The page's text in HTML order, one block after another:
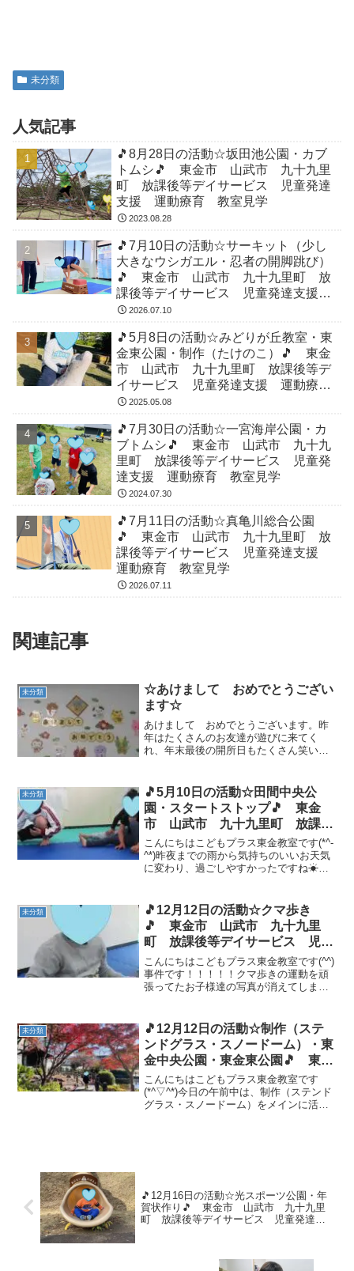
未分類
人気記事
🎵8月28日の活動☆坂田池公園・カブ
トムシ🎵 東金市 山武市 九十九里
町 放課後等デイサービス 児童発達
支援 運動療育 教室見学
2023.08.28
🎵7月10日の活動☆サーキット（少し
大きなウシガエル・忍者の開脚跳び）
🎵 東金市 山武市 九十九里町 放
課後等デイサービス 児童発達支援
運動療育 教室見学
2026.07.10
🎵5月8日の活動☆みどりが丘教室・東
金東公園・制作（たけのこ）🎵 東金
市 山武市 九十九里町 放課後等デ
イサービス 児童発達支援 運動療
育 教室見学
2025.05.08
🎵7月30日の活動☆一宮海岸公園・カ
ブトムシ🎵 東金市 山武市 九十九
里町 放課後等デイサービス 児童発
達支援 運動療育 教室見学
2024.07.30
🎵7月11日の活動☆真亀川総合公園
🎵 東金市 山武市 九十九里町 放
課後等デイサービス 児童発達支援
運動療育 教室見学
2026.07.11
関連記事
未分類
☆あけまして おめでとうござい
ます☆
あけまして おめでとうございます。昨
年はたくさんのお友達が遊びに来てく
れ、年末最後の開所日もたくさん笑い、
巾を持って、隅々まで掃除してくれ、ピ
カピカになりました！！ ...
未分類
🎵5月10日の活動☆田間中央公
園・スタートストップ🎵 東金
市 山武市 九十九里町 放課後
等デイサービス 児童発達支援
運動療育 教室見学
こんにちはこどもプラス東金教室です(*^-
^*)昨夜までの雨から気持ちのいいお天気
に変わり、過ごしやすかったですね☀今
回のスタートストップは、タンバリンの
回数に従って...
未分類
🎵12月12日の活動☆クマ歩き
🎵 東金市 山武市 九十九里
町 放課後等デイサービス 児童
発達支援 運動療育 教室見学
こんにちはこどもプラス東金教室です(^^)
事件です！！！！！クマ歩きの運動を頑
張ってたお子様達の写真が消えてしまい
台やヒモの上を上手に歩くことができて
いました👏✨また...
未分類
🎵12月12日の活動☆制作（ステ
ンドグラス・スノードーム）・東
金中央公園・東金東公園🎵 東金
市 山武市 九十九里町 放課後
等デイサービス 児童発達支援
運動療育 教室見学
こんにちはこどもプラス東金教室です
(*^▽^*)今日の午前中は、制作（ステンド
グラス・スノードーム）をメインに活動
🎵12月16日の活動☆光スポーツ公園・年
賀状作り🎵 東金市 山武市 九十九里
町 放課後等デイサービス 児童発達支